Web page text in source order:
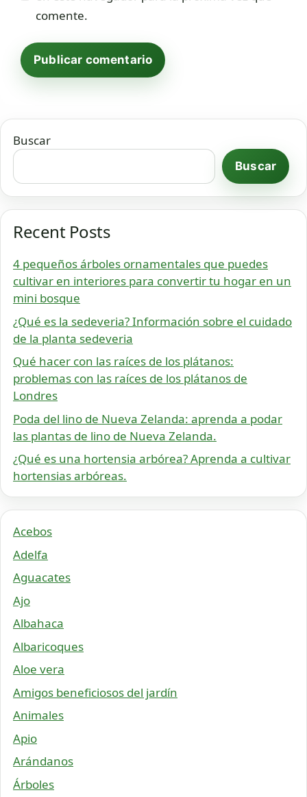
comente.
Buscar
Buscar
Recent Posts
4 pequeños árboles ornamentales que puedes
cultivar en interiores para convertir tu hogar en un
mini bosque
¿Qué es la sedeveria? Información sobre el cuidado
de la planta sedeveria
Qué hacer con las raíces de los plátanos:
problemas con las raíces de los plátanos de
Londres
Poda del lino de Nueva Zelanda: aprenda a podar
las plantas de lino de Nueva Zelanda.
¿Qué es una hortensia arbórea? Aprenda a cultivar
hortensias arbóreas.
Acebos
Adelfa
Aguacates
Ajo
Albahaca
Albaricoques
Aloe vera
Amigos beneficiosos del jardín
Animales
Apio
Arándanos
Árboles